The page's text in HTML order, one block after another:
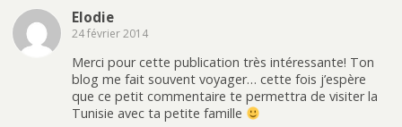
) e
)
u
v
e
e
f
e
n
ê
t
u
l
l
e
f
e
n
Elodie
24 février 2014
Merci pour cette publication très intéressante! Ton
blog me fait souvent voyager… cette fois j’espère
que ce petit commentaire te permettra de visiter la
Tunisie avec ta petite famille